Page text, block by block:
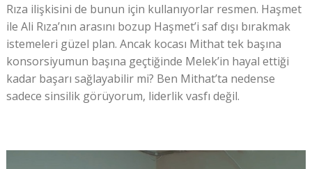
Rıza ilişkisini de bunun için kullanıyorlar resmen. Haşmet
ile Ali Rıza’nın arasını bozup Haşmet’i saf dışı bırakmak
istemeleri güzel plan. Ancak kocası Mithat tek başına
konsorsiyumun başına geçtiğinde Melek’in hayal ettiği
kadar başarı sağlayabilir mi? Ben Mithat’ta nedense
sadece sinsilik görüyorum, liderlik vasfı değil.